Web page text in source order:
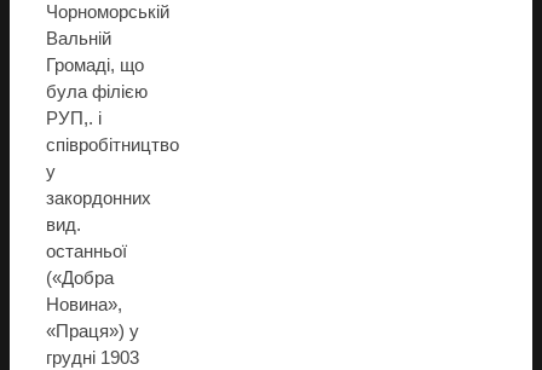
Чорноморській
Вальній
Громаді, що
була філією
РУП,. і
співробітництво
у
закордонних
вид.
останньої
(«Добра
Новина»,
«Праця») у
грудні 1903